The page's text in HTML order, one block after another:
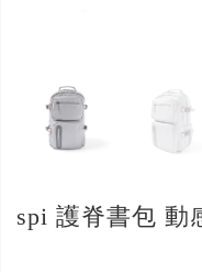
spi 護脊書包 動